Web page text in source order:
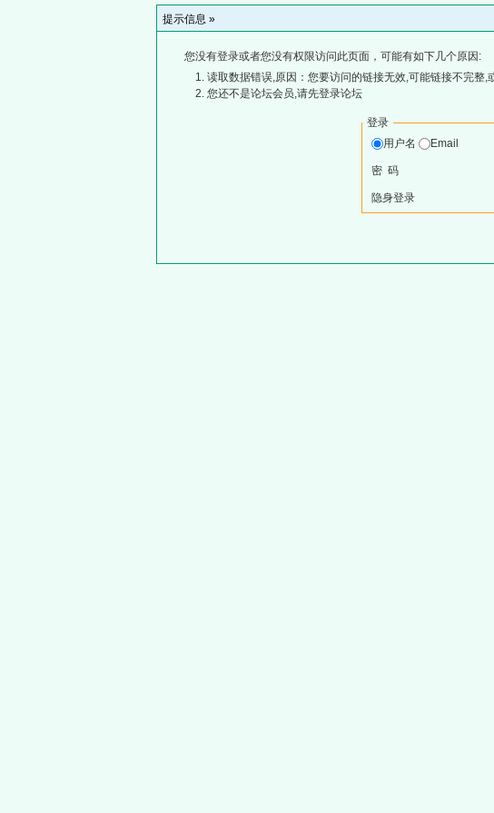
提示信息 »
您没有登录或者您没有权限访问此页面，可能有如下几个原因:
读取数据错误,原因：您要访问的链接无效,可能链接不完整,
您还不是论坛会员,请先登录论坛
登录
用户名
Email
密 码
隐身登录